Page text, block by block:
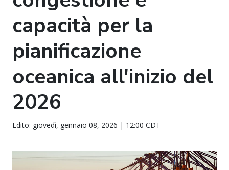
capacità per la
pianificazione
oceanica all'inizio del
2026
Edito: giovedì, gennaio 08, 2026 | 12:00 CDT